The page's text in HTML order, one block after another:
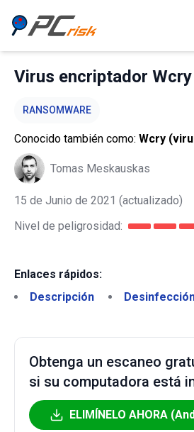
Virus encriptador Wcry
RANSOMWARE
Conocido también como: Wcry
Tomas Meskauskas
15 de Junio de 2021 (actualizado)
Nivel de peligrosidad:
Enlaces rápidos:
Descripción
Obtenga un escaneo
si su computadora está
ELIMÍNELO AHORA